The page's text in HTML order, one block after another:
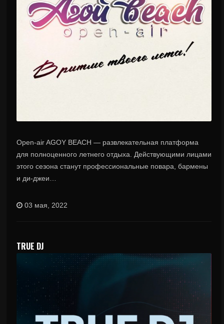
Open-air AGOY BEACH — развлекательная платформа
для полноценного летнего отдыха. Действующими лицами
этого сезона станут профессиональные повара, бармены
и ди-джеи…
03 мая, 2022
TRUE DJ